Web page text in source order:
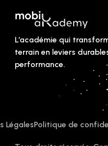
L’académie qui
terrain en leviers
performance.
LégalesPolitique de